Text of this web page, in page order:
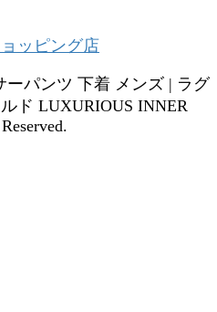
ッピング店
パンツ 下着 メンズ | ラグ
ド LUXURIOUS INNER